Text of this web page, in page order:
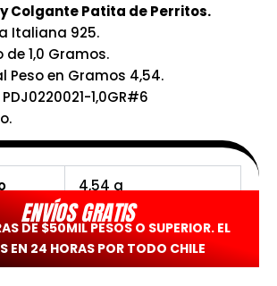
Colgante Patita de Perritos.
Italiana 925.
de 1,0 Gramos.
Peso en Gramos 4,54.
PDJ0220021-1,0GR#6
4,54 g
ENVÍOS GRATIS
DE $50MIL PESOS O SUPERIOR. EL
EN 24 HORAS POR TODO CHILE